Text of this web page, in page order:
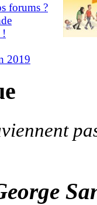
forums ?
!
2019